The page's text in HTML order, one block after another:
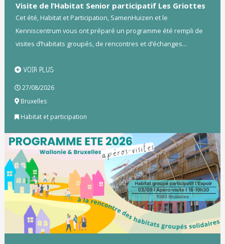
Visite de l’Habitat Senior participatif Les Griottes
Cet été, Habitat et Participation, SamenHuizen et le
Kenniscentrum vous ont préparé un programme été rempli de
visites d’habitats groupés, de rencontres et d’échanges...
VOIR PLUS
27/08/2026
Bruxelles
Habitat et participation